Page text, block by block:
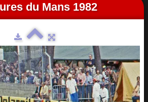
du Mans 1982